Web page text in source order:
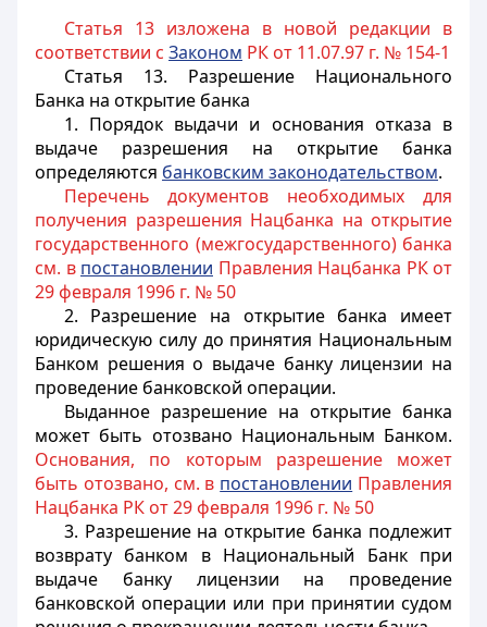
Статья 13 изложена в новой редакции в
соответствии с Законом РК от 11.07.97 г. № 154-1
Статья 13. Разрешение Национального
Банка на открытие банка
1. Порядок выдачи и основания отказа в
выдаче разрешения на открытие банка
определяются банковским законодательством.
Перечень документов необходимых для
получения разрешения Нацбанка на открытие
государственного (межгосударственного) банка
см. в постановлении Правления Нацбанка РК от
29 февраля 1996 г. № 50
2. Разрешение на открытие банка имеет
юридическую силу до принятия Национальным
Банком решения о выдаче банку лицензии на
проведение банковской операции.
Выданное разрешение на открытие банка
может быть отозвано Национальным Банком.
Основания, по которым разрешение может
быть отозвано, см. в постановлении Правления
Нацбанка РК от 29 февраля 1996 г. № 50
3. Разрешение на открытие банка подлежит
возврату банком в Национальный Банк при
выдаче банку лицензии на проведение
банковской операции или при принятии судом